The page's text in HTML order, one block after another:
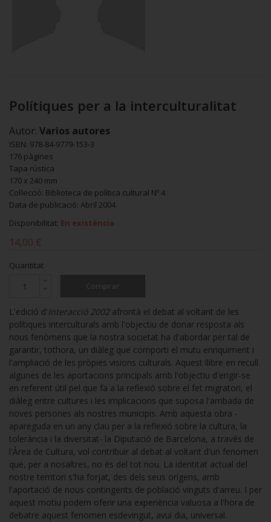
Polítiques per a la interculturalitat
Autor: Varios autores
ISBN: 978-84-9779-153-3
176 pàgines
Tapa rústica
170 x 240 mm
Col·lecció: Biblioteca de política cultural Nº 4
Data de publicació: Abril 2004
Disponibilitat: En existència
14,00 €
Quantitat
L'edició d'Interacció 2002afrontà el debat al voltant de les
polítiques interculturals amb l'objectiu de donar resposta als
nous fenòmens que la nostra societat ha d'abordar per tal de
garantir, tothora, un diàleg que comporti el mutu enriquiment i
l'ampliació de les pròpies visions culturals. Aquest llibre en recull
algunes de les aportacions principals amb l'objectiu d'erigir-se
en referent útil pel que fa a la reflexió sobre el fet migratori, el
diàleg entre cultures i les implicacions que suposa l'arribada de
noves persones als nostres municipis. Amb aquesta obra -
apareguda en un any clau per a la reflexió sobre la cultura, la
tolerància i la diversitat- la Diputació de Barcelona, a través de
l'Àrea de Cultura, vol contribuir al debat al voltant d'un fenomen
que, per a nosaltres, no és del tot nou. La identitat actual del
nostre territori s'ha forjat, des dels seus orígens, amb
l'aportació de nous contingents de població vinguts d'arreu. I per
aquest motiu podem oferir una experiència valuosa a l'hora de
debatre aquest fenomen esdevingut, avui dia, universal.